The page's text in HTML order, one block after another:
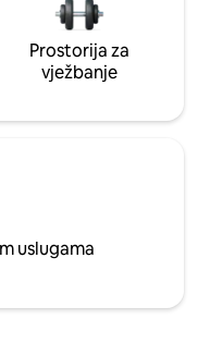
Prostorija za
vježbanje
uslugama